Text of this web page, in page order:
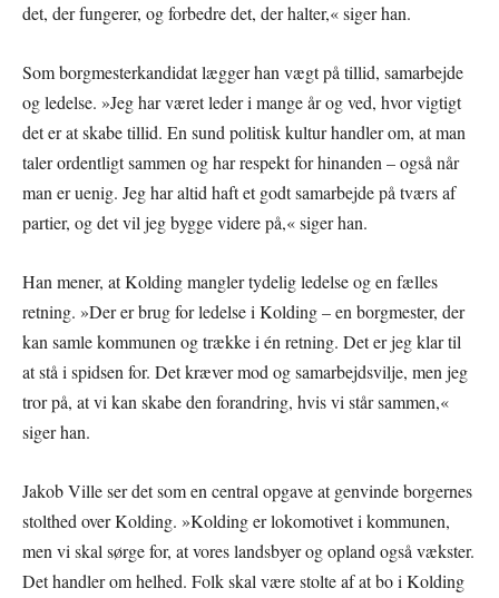
det, der fungerer, og forbedre det, der halter,« siger han.
Som borgmesterkandidat lægger han vægt på tillid, samarbejde
og ledelse. »Jeg har været leder i mange år og ved, hvor vigtigt
det er at skabe tillid. En sund politisk kultur handler om, at man
taler ordentligt sammen og har respekt for hinanden – også når
man er uenig. Jeg har altid haft et godt samarbejde på tværs af
partier, og det vil jeg bygge videre på,« siger han.
Han mener, at Kolding mangler tydelig ledelse og en fælles
retning. »Der er brug for ledelse i Kolding – en borgmester, der
kan samle kommunen og trække i én retning. Det er jeg klar til
at stå i spidsen for. Det kræver mod og samarbejdsvilje, men jeg
tror på, at vi kan skabe den forandring, hvis vi står sammen,«
siger han.
Jakob Ville ser det som en central opgave at genvinde borgernes
stolthed over Kolding. »Kolding er lokomotivet i kommunen,
men vi skal sørge for, at vores landsbyer og opland også vækster.
Det handler om helhed. Folk skal være stolte af at bo i Kolding